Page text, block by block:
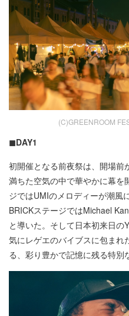
(C)GREENROOM
◼︎DAY1
初開催となる前夜祭は、開場前
満ちた空気の中で華やかに幕を
ジではUMIのメロディーが潮風
BRICKステージではMichael
と導いた。そして日本初来日
気にレゲエのバイブスに包まれ
る、彩り豊かで記憶に残る特別